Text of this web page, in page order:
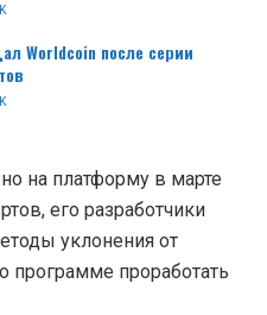
Worldcoin после серии
на платформу в марте
его разработчики
уклонения от
программе проработать